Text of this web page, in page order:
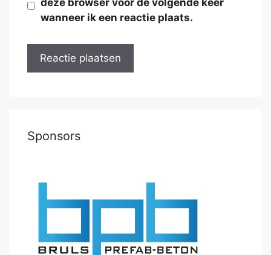
deze browser voor de volgende keer
wanneer ik een reactie plaats.
Sponsors